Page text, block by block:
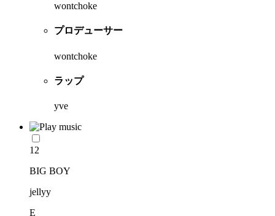
wontchoke
プロデューサー
wontchoke
ラップ
yve
12
BIG BOY
jellyy
E